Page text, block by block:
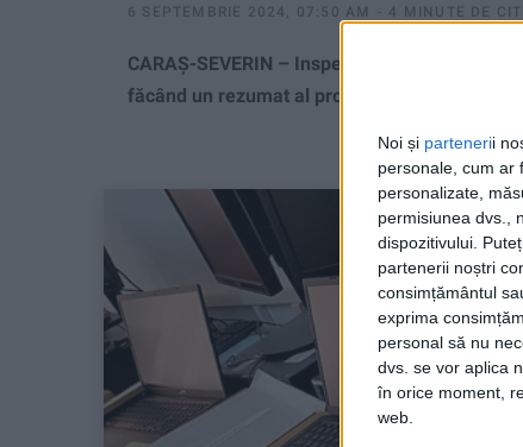
Noi și partenerii
personale, cum ar
personalizate,
permisiunea dvs.,
dispozitivului.
partenerii noștri
consimțământul
exprima
personal să nu
dvs. se vor aplica
în orice moment,
web.
6 SEPTEMBRIE 2024, 07:50 AM 4 MINUTE DE
CARAȘ-SEVERIN – Inspectoratul Școlar
făcând un rezumat al problemelor!